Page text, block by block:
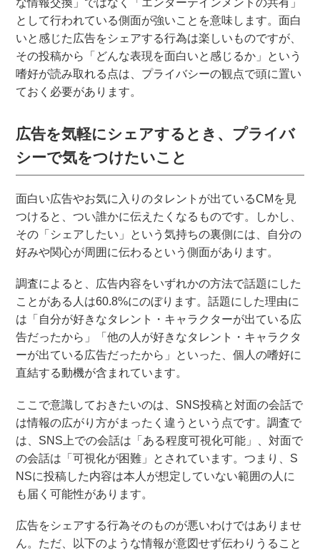
な情報交換」ではなく「エンターテインメントの共有」
として行われている側面が強いことを意味します。面白
いと感じた広告をシェアする行為は楽しいものですが、
その投稿から「どんな表現を面白いと感じるか」という
嗜好が読み取れる点は、プライバシーの観点で頭に置い
ておく必要があります。
広告を気軽にシェアするとき、プライバ
シーで気をつけたいこと
面白い広告やお気に入りのタレントが出ているCMを見
つけると、つい誰かに伝えたくなるものです。しかし、
その「シェアしたい」という気持ちの裏側には、自分の
好みや関心が周囲に伝わるという側面があります。
調査によると、広告内容をいずれかの方法で話題にした
ことがある人は60.8%にのぼります。話題にした理由に
は「自分が好きなタレント・キャラクターが出ている広
告だったから」「他の人が好きなタレント・キャラクタ
ーが出ている広告だったから」といった、個人の嗜好に
直結する動機が含まれています。
ここで意識しておきたいのは、SNS投稿と対面の会話で
は情報の広がり方がまったく違うという点です。調査で
は、SNS上での会話は「ある程度可視化可能」、対面で
の会話は「可視化が困難」とされています。つまり、S
NSに投稿した内容は本人が想定していない範囲の人に
も届く可能性があります。
広告をシェアする行為そのものが悪いわけではありませ
ん。ただ、以下のような情報が意図せず伝わりうること